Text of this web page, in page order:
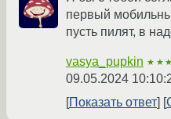
первый
пусть пилят, в
vasya_pupkin
09.05.2024
Показать ответ